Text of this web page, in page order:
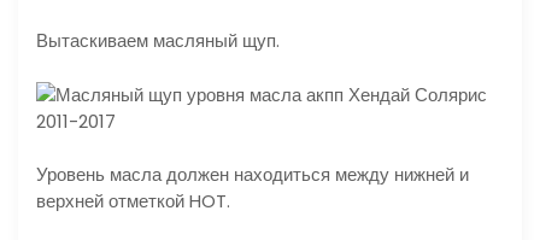
Вытаскиваем масляный щуп.
Уровень масла должен находиться между нижней и
верхней отметкой HOT.